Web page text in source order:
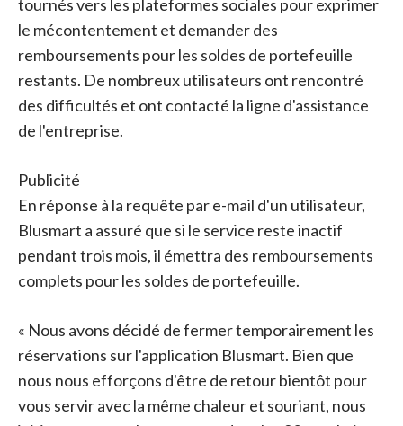
tournés vers les plateformes sociales pour exprimer
le mécontentement et demander des
remboursements pour les soldes de portefeuille
restants. De nombreux utilisateurs ont rencontré
des difficultés et ont contacté la ligne d'assistance
de l'entreprise.
Publicité
En réponse à la requête par e-mail d'un utilisateur,
Blusmart a assuré que si le service reste inactif
pendant trois mois, il émettra des remboursements
complets pour les soldes de portefeuille.
« Nous avons décidé de fermer temporairement les
réservations sur l'application Blusmart. Bien que
nous nous efforçons d'être de retour bientôt pour
vous servir avec la même chaleur et souriant, nous